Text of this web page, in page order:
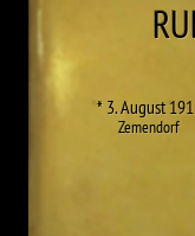
* 3. August
Zemendorf